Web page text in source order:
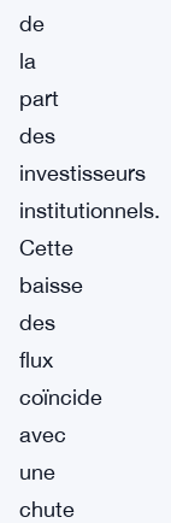
de
la
part
des
investisseurs
institutionnels.
Cette
baisse
des
flux
coïncide
avec
une
chute